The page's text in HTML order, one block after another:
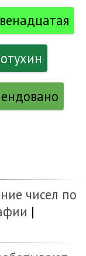
чисел по
|